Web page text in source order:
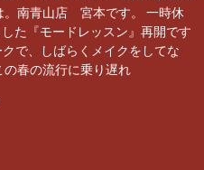
。南青山店 宮本です。 一時休
た『モードレッスン』再開です
クで、しばらくメイクをしてな
の春の流行に乗り遅れ